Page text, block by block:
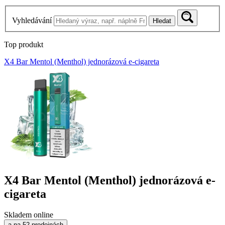
Vyhledávání Hledat
Top produkt
X4 Bar Mentol (Menthol) jednorázová e-cigareta
X4 Bar Mentol (Menthol) jednorázová e-
cigareta
Skladem online